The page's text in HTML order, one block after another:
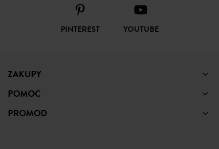
PINTEREST YOUTUBE
ZAKUPY
POMOC
PROMOD